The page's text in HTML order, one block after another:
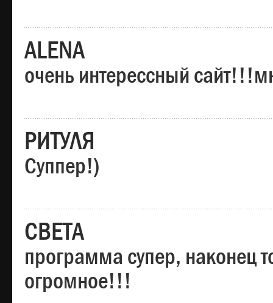
ALENA
очень интерессный
РИТУЛЯ
Суппер!)
СВЕТА
программа супер, наконец
огромное!!!